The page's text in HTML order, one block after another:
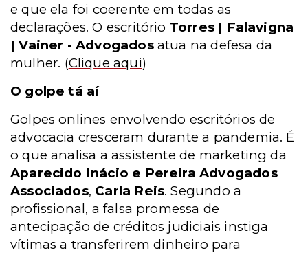
e que ela foi coerente em todas as
declarações. O escritório Torres | Falavigna
| Vainer - Advogadosatua na defesa da
mulher. (Clique aqui)
O golpe tá aí
Golpes onlines envolvendo escritórios de
advocacia cresceram durante a pandemia. É
o que analisa a assistente de marketing da
Aparecido Inácio e Pereira Advogados
Associados, Carla Reis. Segundo a
profissional, a falsa promessa de
antecipação de créditos judiciais instiga
vítimas a transferirem dinheiro para